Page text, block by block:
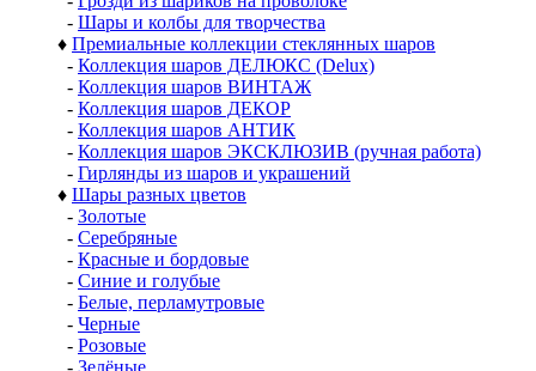
- Шары и колбы для творчества
♦ Премиальные коллекции стеклянных шаров
- Коллекция шаров ДЕЛЮКС (Delux)
- Коллекция шаров ВИНТАЖ
- Коллекция шаров ДЕКОР
- Коллекция шаров АНТИК
- Коллекция шаров ЭКСКЛЮЗИВ (ручная работа)
- Гирлянды из шаров и украшений
♦ Шары разных цветов
- Золотые
- Серебряные
- Красные и бордовые
- Синие и голубые
- Белые, перламутровые
- Черные
- Розовые
- Зелёные